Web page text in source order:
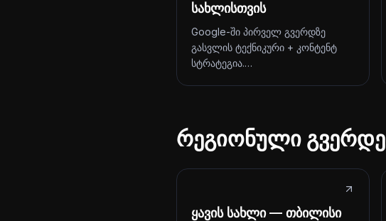
სახლისთვის
Google-ში პირველ გვერდზე
გასვლის ტექნიკური + კონტენტ
სტრატეგია.…
რეგიონული
ყავის სახლი — თბილისი